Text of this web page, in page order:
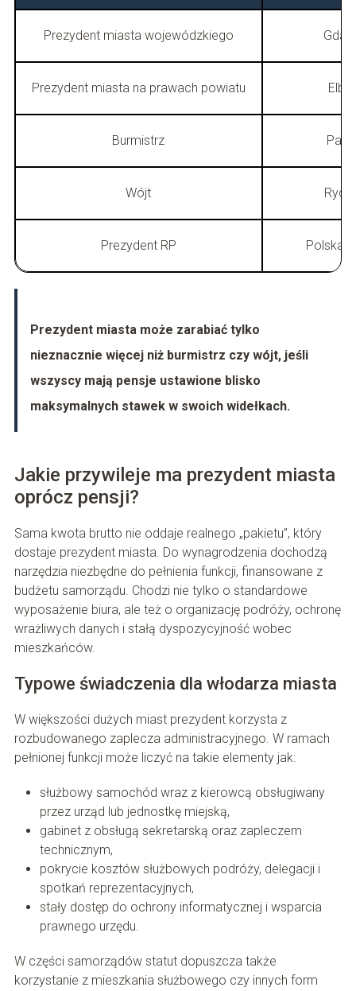
Prezydent miasta wojewódzkiego
Prezydent miasta na prawach powiatu
Burmistrz
Wójt
Prezydent RP Polska
Prezydent miasta może zarabiać tylko
nieznacznie więcej niż burmistrz czy wójt, jeśli
wszyscy mają pensje ustawione blisko
maksymalnych stawek w swoich widełkach.
Jakie przywileje ma prezydent miasta
oprócz pensji?
Sama kwota brutto nie oddaje realnego „pakietu”, który
dostaje prezydent miasta. Do wynagrodzenia dochodzą
narzędzia niezbędne do pełnienia funkcji, finansowane z
budżetu samorządu. Chodzi nie tylko o standardowe
wyposażenie biura, ale też o organizację podróży, ochronę
wrażliwych danych i stałą dyspozycyjność wobec
mieszkańców.
Typowe świadczenia dla włodarza miasta
W większości dużych miast prezydent korzysta z
rozbudowanego zaplecza administracyjnego. W ramach
pełnionej funkcji może liczyć na takie elementy jak:
służbowy samochód wraz z kierowcą obsługiwany
przez urząd lub jednostkę miejską,
gabinet z obsługą sekretarską oraz zapleczem
technicznym,
pokrycie kosztów służbowych podróży, delegacji i
spotkań reprezentacyjnych,
stały dostęp do ochrony informatycznej i wsparcia
prawnego urzędu.
W części samorządów statut dopuszcza także
korzystanie z mieszkania służbowego czy innych form